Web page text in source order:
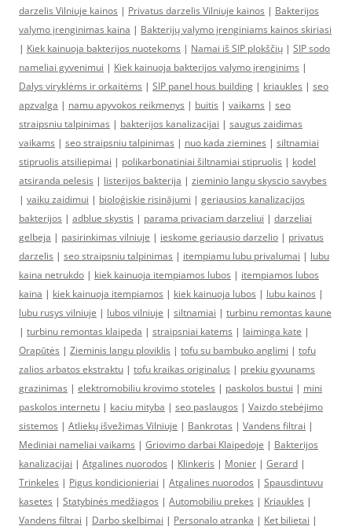
darzelis Vilniuje kainos | Privatus darzelis Vilniuje kainos | Bakterijos
valymo įrenginimas kaina | Bakterijų valymo įrenginiams kainos skiriasi
| Kiek kainuoja bakterijos nuotekoms | Namai iš SIP plokščių | SIP sodo
nameliai gyvenimui | Kiek kainuoja bakterijos valymo įrenginims |
Dalys viryklėms ir orkaitėms | SIP panel hous building | kriaukles | seo
apzvalga | namu apyvokos reikmenys | buitis | vaikams | seo
straipsniu talpinimas | bakterijos kanalizacijai | saugus zaidimas
vaikams | seo straipsniu talpinimas | nuo kada ziemines | siltnamiai
stipruolis atsiliepimai | polikarbonatiniai šiltnamiai stipruolis | kodel
atsiranda pelesis | listerijos bakterija | zieminio langu skyscio savybes
| vaiku zaidimui | bioloģiskie risinājumi | geriausios kanalizacijos
bakterijos | adblue skystis | parama privaciam darzeliui | darzeliai
gelbeja | pasirinkimas vilniuje | ieskome geriausio darzelio | privatus
darzelis | seo straipsniu talpinimas | itempiamu lubu privalumai | lubu
kaina netrukdo | kiek kainuoja itempiamos lubos | itempiamos lubos
kaina | kiek kainuoja itempiamos | kiek kainuoja lubos | lubu kainos |
lubu rusys vilniuje | lubos vilniuje | siltnamiai | turbinu remontas kaune
| turbinu remontas klaipeda | straipsniai katems | laiminga kate |
Orapūtės | Zieminis langu ploviklis | tofu su bambuko anglimi | tofu
zalios arbatos ekstraktu | tofu kraikas originalus | prekiu gyvunams
grazinimas | elektromobiliu krovimo stoteles | paskolos bustui | mini
paskolos internetu | kaciu mityba | seo paslaugos | Vaizdo stebėjimo
sistemos | Atliekų išvežimas Vilniuje | Bankrotas | Vandens filtrai |
Mediniai nameliai vaikams | Griovimo darbai Klaipedoje | Bakterijos
kanalizacijai | Atgalines nuorodos | Klinkeris | Monier | Gerard |
Trinkeles | Pigus kondicionieriai | Atgalines nuorodos | Spausdintuvu
kasetes | Statybinės medžiagos | Automobiliu prekes | Kriaukles |
Vandens filtrai | Darbo skelbimai | Personalo atranka | Ket bilietai |